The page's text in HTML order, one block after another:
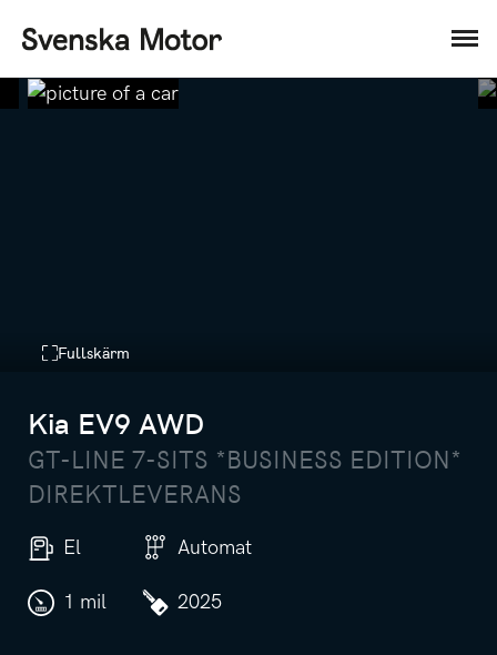
Fullskärm
Kia EV9 AWD
GT-LINE 7-SITS *BUSINESS EDITION*
DIREKTLEVERANS
El Automat
1 mil 2025